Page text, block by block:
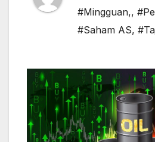
#Mingguan,,
#Saham AS,